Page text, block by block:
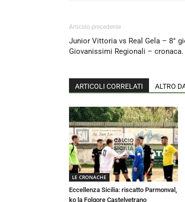
Articolo precedente
Junior Vittoria vs Real Gela – 8°
Giovanissimi Regionali – cronaca.
ARTICOLI CORRELATI ALTRO
LE CRONACHE
Eccellenza Sicilia: riscatto Parmonval,
ko la Folgore Castelvetrano